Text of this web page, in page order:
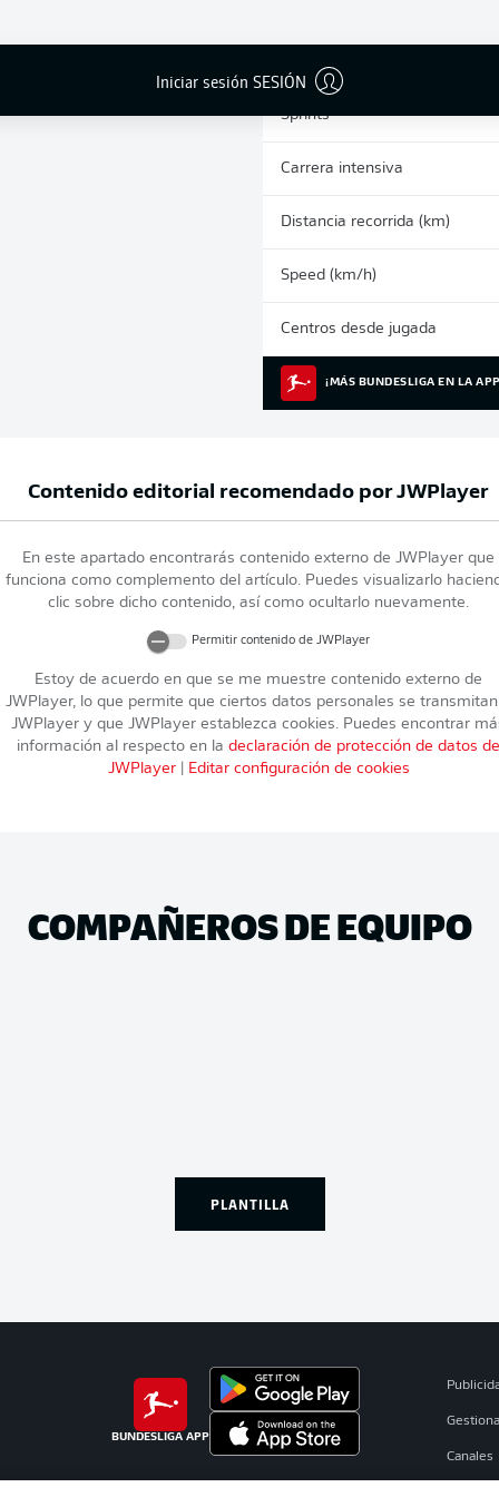
Iniciar sesión SESIÓN
Sprints
Carrera intensiva
Distancia recorrida (km)
Speed (km/h)
Centros desde jugada
¡MÁS BUNDESLIGA EN LA
Contenido editorial recomendado porJWPlayer
En este apartado encontrarás contenido externo de JWPlayer que
funciona como complemento del artículo. Puedes visualizarlo
clic sobre dicho contenido, así como ocultarlo nuevamente.
Permitir contenido de JWPlayer
Estoy de acuerdo en que se me muestre contenido externo de
JWPlayer, lo que permite que ciertos datos personales se
JWPlayer y que JWPlayer establezca cookies. Puedes encontrar
información al respecto en la declaración de protección de datos de
JWPlayer| Editar configuración de cookies
COMPAÑEROS DE EQUIPO
PLANTILLA
BUNDESLIGA APP
Canales